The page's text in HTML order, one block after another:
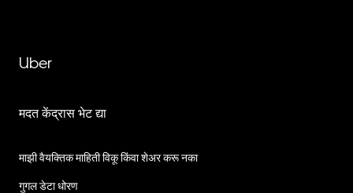
Uber
मदत केंद्रास भेट द्या
माझी वैयक्तिक माहिती विकू किंवा शेअर करू नका
गुगल डेटा धोरण